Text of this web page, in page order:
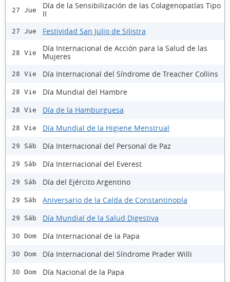
27 Jue
Día de la Sensibilización de las Colagenopatías Tipo
II
27 Jue Festividad San Julio de Silistra
28 Vie
Día Internacional de Acción para la Salud de las
Mujeres
28 Vie Día Internacional del Síndrome de Treacher Collins
28 Vie Día Mundial del Hambre
28 Vie Día de la Hamburguesa
28 Vie Día Mundial de la Higiene Menstrual
29 Sáb Día Internacional del Personal de Paz
29 Sáb Día Internacional del Everest
29 Sáb Día del Ejército Argentino
29 Sáb Aniversario de la Caída de Constantinopla
29 Sáb Día Mundial de la Salud Digestiva
30 Dom Día Internacional de la Papa
30 Dom Día Internacional del Síndrome Prader Willi
30 Dom Día Nacional de la Papa